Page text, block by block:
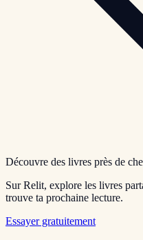
Découvre des livres près de
Sur Relit, explore les livres
trouve ta prochaine lecture.
Essayer gratuitement